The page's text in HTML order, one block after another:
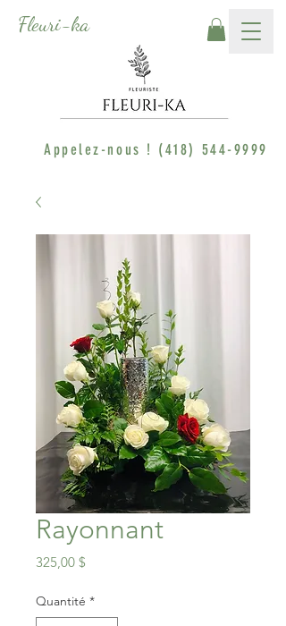
Fleuri-ka
Appelez-nous ! (418) 544-9999
Rayonnant
325,00 $
Quantité *